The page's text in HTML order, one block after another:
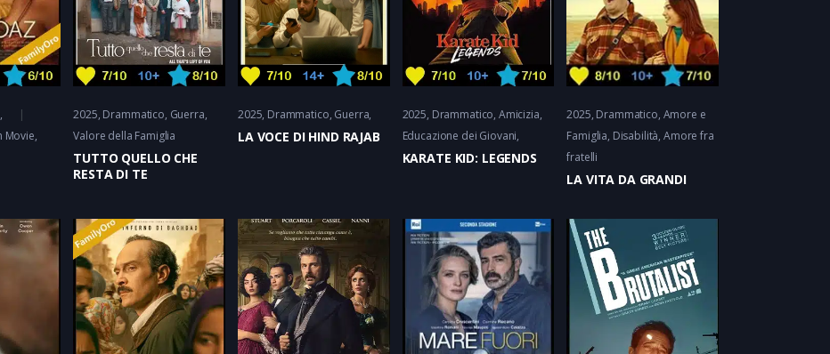
,
Movie
2025 Drammatico Guerra
Valore della Famiglia
TUTTO QUELLO CHE
RESTA DI TE
2025 Drammatico Guerra
LA VOCE DI HIND RAJAB
2025 Drammatico Amicizia,
Educazione dei Giovani
KARATE KID: LEGENDS
2025 Drammatico Amore e
Famiglia, Disabilità Amore fra
fratelli
LA VITA DA GRANDI